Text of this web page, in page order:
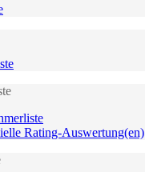
Rating-Auswertung(en)